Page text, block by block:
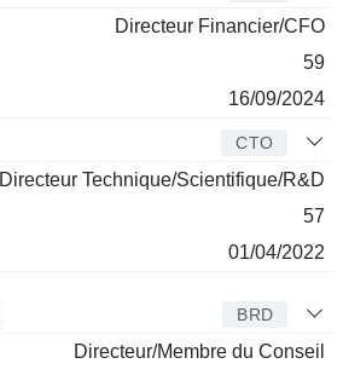
Directeur Financier/CFO
59
16/09/2024
CTO
Directeur Technique/Scientifique/R&D
57
01/04/2022
BRD
Directeur/Membre du Conseil